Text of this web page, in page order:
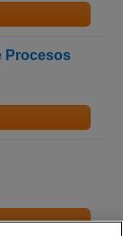
Procesos